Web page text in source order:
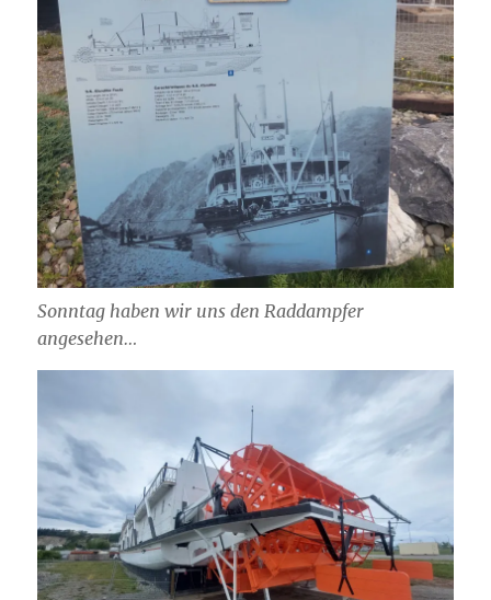
Sonntag haben wir uns den Raddampfer
angesehen…